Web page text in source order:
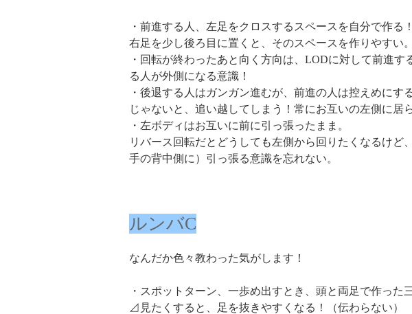
・前進する人、左足をクロスするスペースを自分で作る！
右足を少し後ろ目に置くと、そのスペースを作りやすい。
・回転が終わったあと向く方向は、LODに対して前進す
る人が外側になる意識！
・後退する人はガンガン進むが、前進の人は控えめにする
じゃないと、追い越してしまう！常にお互いの左側に居
・左ボディはお互いに前に引っ張ったまま。
リバース回転だとどうしても左側から回りたくなるけど
手の背中側に）引っ張る意識を忘れない。
ルンバC
なんだか色々教わった気がします！
・スポットターン、一歩め出すとき、頭と両足で作っ
⊿見たくすると、足を抜きやすくなる！（伝わらない）